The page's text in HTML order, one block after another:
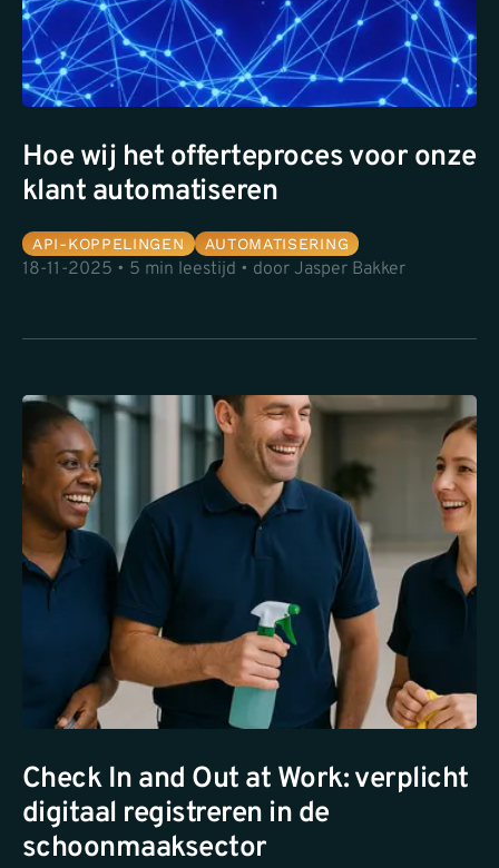
Hoe wij het offerteproces voor onze
klant automatiseren
API-KOPPELINGEN AUTOMATISERING
18-11-2025 • 5 min leestijd • door Jasper Bakker
Check In and Out at Work: verplicht
digitaal registreren in de
schoonmaaksector